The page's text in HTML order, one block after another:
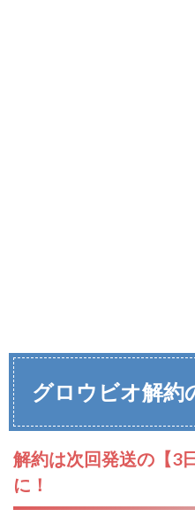
グロウビオ解約
解約は次回発送の【3
に！